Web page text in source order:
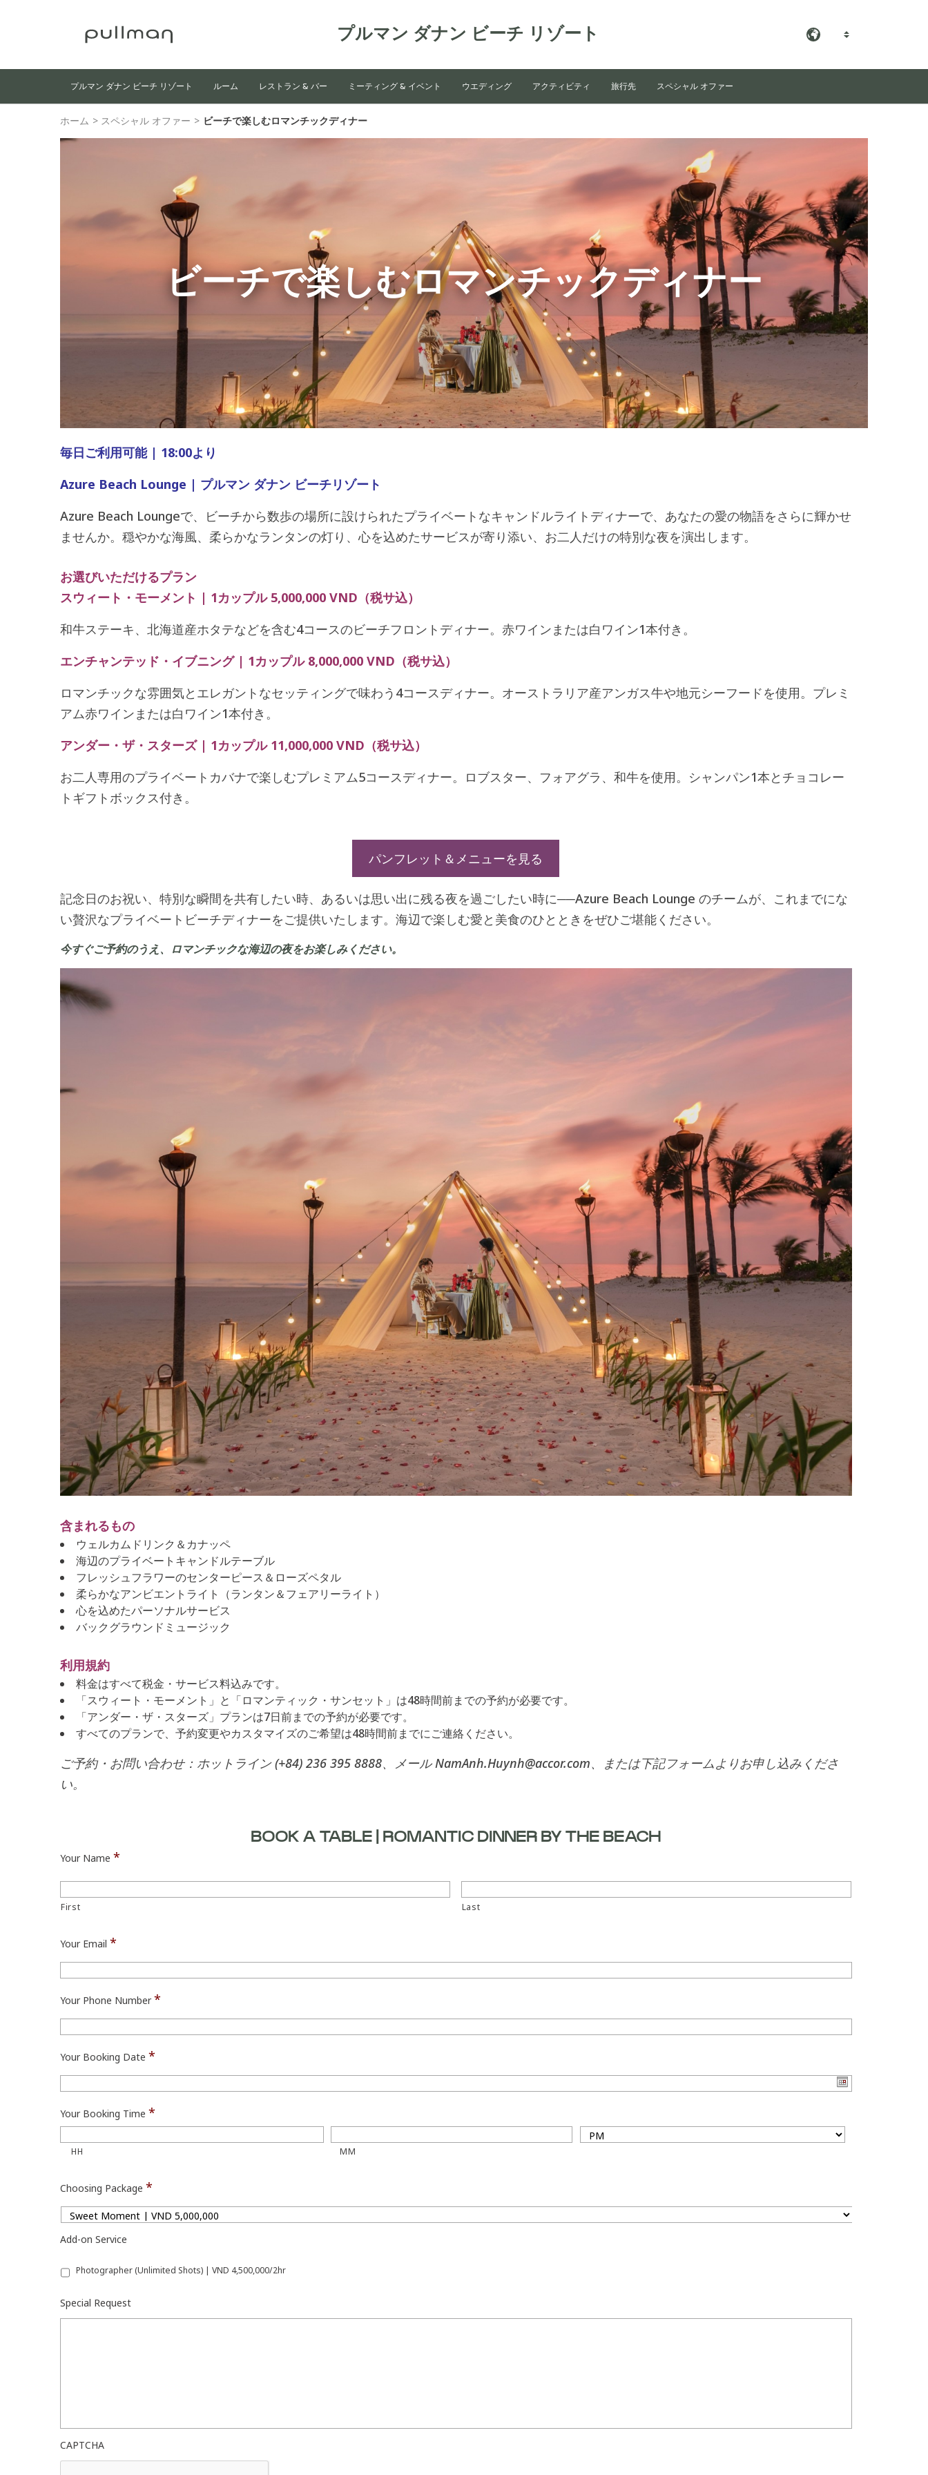
プルマン ダナン ビーチ リゾート
プルマン ダナン ビーチ リゾート ルーム レストラン & バー ミーティング & イベント ウエディング アクティビティ 旅行先 スペシャル オファー
ホーム > スペシャル オファー > ビーチで楽しむロマンチックディナー
ビーチで楽しむロマンチックディナー
毎日ご利用可能 | 18:00より
Azure Beach Lounge | プルマン ダナン ビーチリゾート
Azure Beach Loungeで、ビーチから数歩の場所に設けられたプライベートなキャンドルライトディナーで、あなたの愛の物語をさらに輝かせ
ませんか。穏やかな海風、柔らかなランタンの灯り、心を込めたサービスが寄り添い、お二人だけの特別な夜を演出します。
お選びいただけるプラン
スウィート・モーメント | 1カップル 5,000,000 VND（税サ込）
和牛ステーキ、北海道産ホタテなどを含む4コースのビーチフロントディナー。赤ワインまたは白ワイン1本付き。
エンチャンテッド・イブニング | 1カップル 8,000,000 VND（税サ込）
ロマンチックな雰囲気とエレガントなセッティングで味わう4コースディナー。オーストラリア産アンガス牛や地元シーフードを使用。プレミ
アム赤ワインまたは白ワイン1本付き。
アンダー・ザ・スターズ | 1カップル 11,000,000 VND（税サ込）
お二人専用のプライベートカバナで楽しむプレミアム5コースディナー。ロブスター、フォアグラ、和牛を使用。シャンパン1本とチョコレー
トギフトボックス付き。
パンフレット＆メニューを見る
記念日のお祝い、特別な瞬間を共有したい時、あるいは思い出に残る夜を過ごしたい時に──Azure Beach Lounge のチームが、これまでにな
い贅沢なプライベートビーチディナーをご提供いたします。海辺で楽しむ愛と美食のひとときをぜひご堪能ください。
今すぐご予約のうえ、ロマンチックな海辺の夜をお楽しみください。
含まれるもの
ウェルカムドリンク＆カナッペ
海辺のプライベートキャンドルテーブル
フレッシュフラワーのセンターピース＆ローズペタル
柔らかなアンビエントライト（ランタン＆フェアリーライト）
心を込めたパーソナルサービス
バックグラウンドミュージック
利用規約
料金はすべて税金・サービス料込みです。
「スウィート・モーメント」と「ロマンティック・サンセット」は48時間前までの予約が必要です。
「アンダー・ザ・スターズ」プランは7日前までの予約が必要です。
すべてのプランで、予約変更やカスタマイズのご希望は48時間前までにご連絡ください。
ご予約・お問い合わせ：ホットライン (+84) 236 395 8888、メール NamAnh.Huynh@accor.com、または下記フォームよりお申し込みくださ
い。
BOOK A TABLE | ROMANTIC DINNER BY THE BEACH
Your Name *
First Last
Your Email *
Your Phone Number *
Your Booking Date *
Your Booking Time *
HH MM
Choosing Package *
Add-on Service
Photographer (Unlimited Shots) | VND 4,500,000/2hr
Special Request
CAPTCHA